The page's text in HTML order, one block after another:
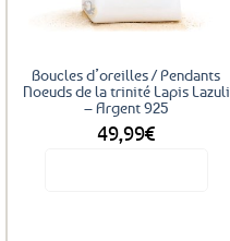
Boucles d’oreilles / Pendants
Noeuds de la trinité Lapis Lazuli
– Argent 925
49,99€